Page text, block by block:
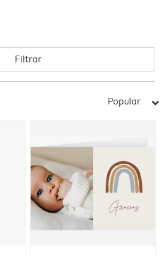
Filtrar
Popular arrow_right